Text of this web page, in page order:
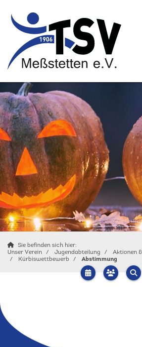
Sie befinden sich hier:
Unser Verein
Jugendabteilung
Aktionen
Kürbiswettbewerb
Abstimmung